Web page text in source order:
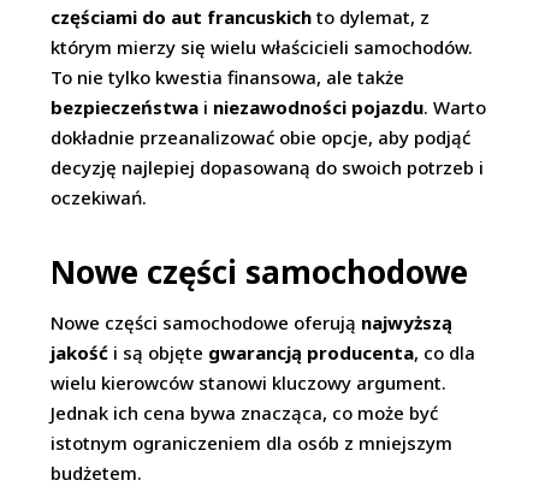
częściami do aut francuskich to dylemat, z
którym mierzy się wielu właścicieli samochodów.
To nie tylko kwestia finansowa, ale także
bezpieczeństwa i niezawodności pojazdu. Warto
dokładnie przeanalizować obie opcje, aby podjąć
decyzję najlepiej dopasowaną do swoich potrzeb i
oczekiwań.
Nowe części samochodowe
Nowe części samochodowe oferują najwyższą
jakość i są objęte gwarancją producenta, co dla
wielu kierowców stanowi kluczowy argument.
Jednak ich cena bywa znacząca, co może być
istotnym ograniczeniem dla osób z mniejszym
budżetem.